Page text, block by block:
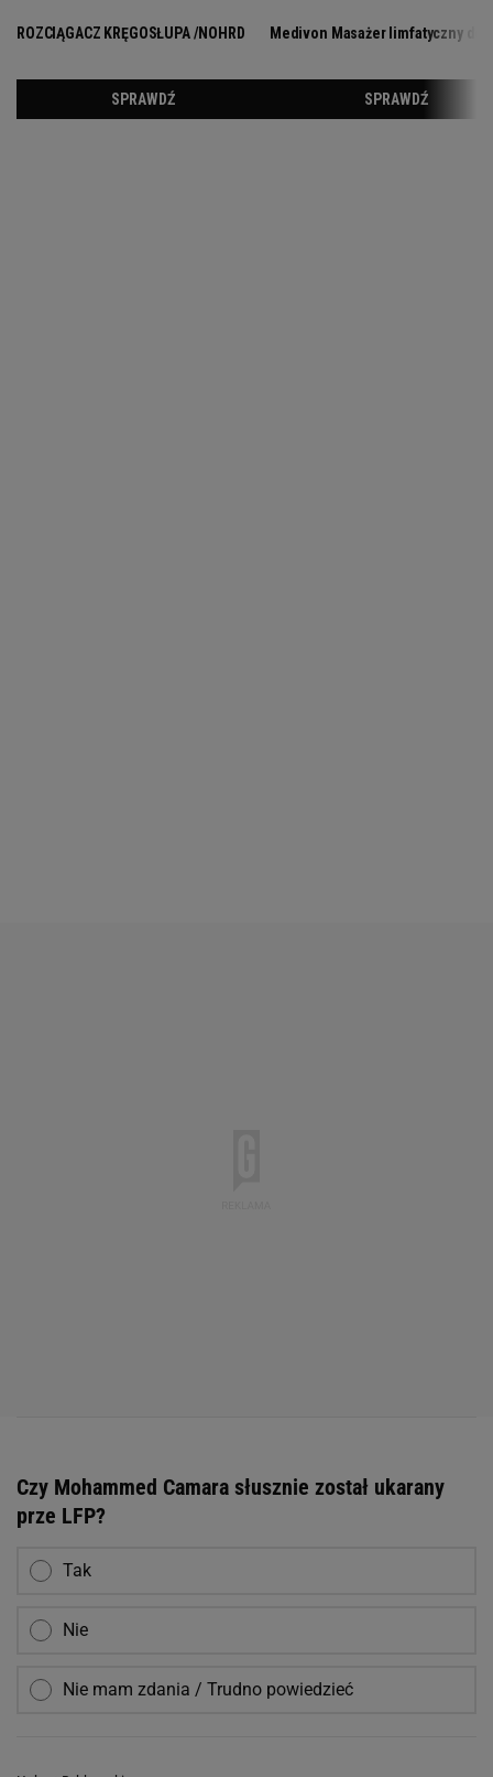
Czy Mohammed Camara słusznie został ukarany
prze LFP?
Tak
Nie
Nie mam zdania / Trudno powiedzieć